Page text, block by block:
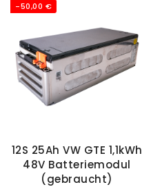
-50,00 €
12S 25Ah VW GTE 1,1kWh
48V Batteriemodul
(gebraucht)